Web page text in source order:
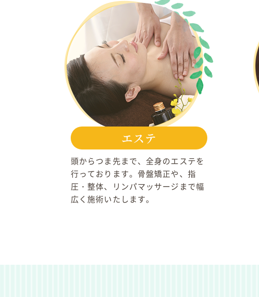
エステ
頭からつま先まで、全身のエステを
行っております。骨盤矯正や、指
圧・整体、リンパマッサージまで幅
広く施術いたします。